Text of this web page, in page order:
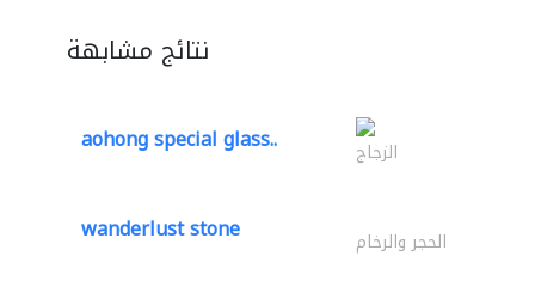
نتائج مشابهة
aohong special glass.. الزجاج
wanderlust stone الحجر والرخام